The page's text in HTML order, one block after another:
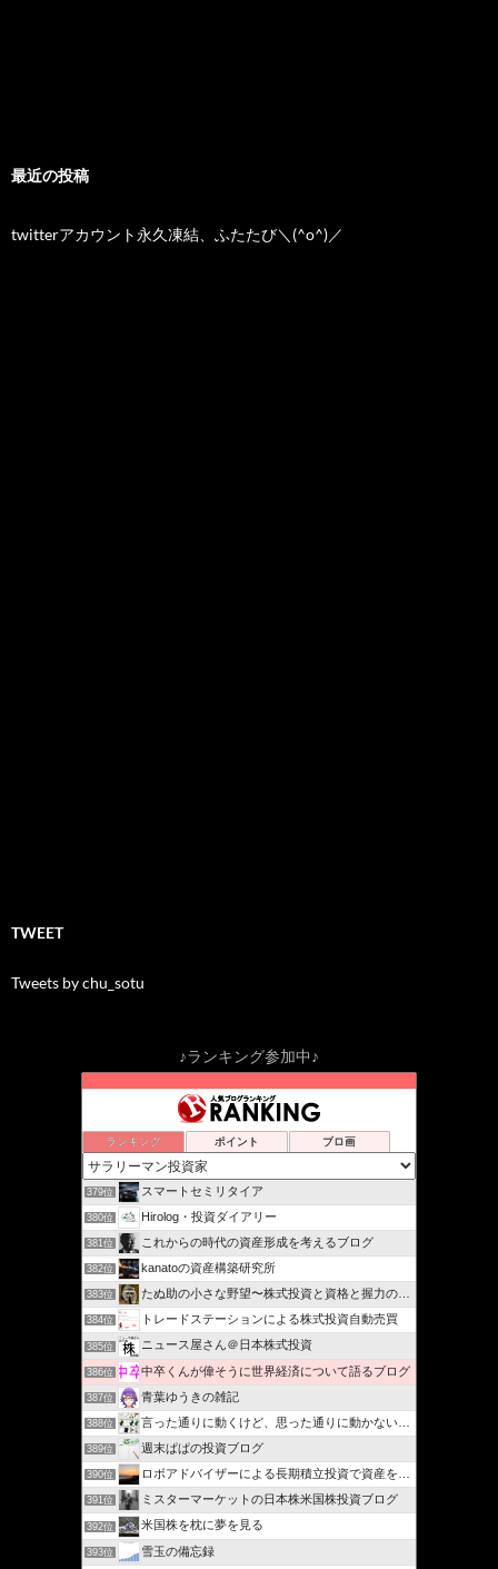
最近の投稿
twitterアカウント永久凍結、ふたたび＼(^o^)／
TWEET
Tweets by chu_sotu
♪ランキング参加中♪
ランキング ポイント ブロ画
379位 スマートセミリタイア
380位 Hirolog・投資ダイアリー
381位 これからの時代の資産形成を考えるブログ
382位 kanatoの資産構築研究所
383位 たぬ助の小さな野望〜株式投資と資格と握力の記録〜
384位 トレードステーションによる株式投資自動売買
385位 ニュース屋さん＠日本株式投資
386位 中卒くんが偉そうに世界経済について語るブログ
387位 青葉ゆうきの雑記
388位 言った通りに動くけど、思った通りに動かない。。。
389位 週末ぱぱの投資ブログ
390位 ロボアドバイザーによる長期積立投資で資産を育てるブログ
391位 ミスターマーケットの日本株米国株投資ブログ
392位 米国株を枕に夢を見る
393位
雪玉の備忘録